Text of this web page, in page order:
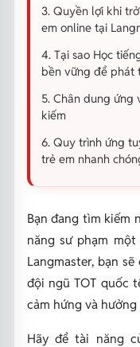
3. Quyền lợi khi
em online tại
4. Tại sao Học
bền vững để phát
5. Chân dung ứng
kiếm
6. Quy trình ứng
trẻ em nhanh
Bạn đang tìm kiếm
năng sư phạm
Langmaster, bạn
đội ngũ TOT quốc
cảm hứng và
Hãy để tài năng